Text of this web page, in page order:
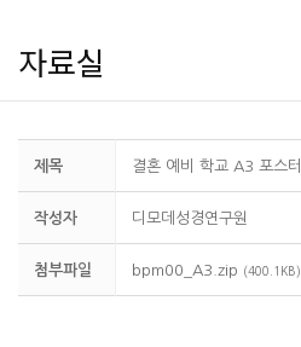
자료실
제목 결혼 예비 학교 A3 포스터
작성자 디모데성경연구원
첨부파일 bpm00_A3.zip (400.1KB)